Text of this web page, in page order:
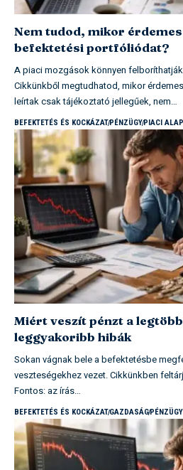
Nem tudod, mikor
befektetési portfóliódat?
A piaci mozgások könnyen
Cikkünkből megtudhatod, mikor
leírtak csak tájékoztató jellegűek, nem…
BEFEKTETÉS ÉS KOCKÁZATPÉNZÜGYPIACI
Miért veszít pénzt a
leggyakoribb hibák
Sokan vágnak bele a befektetésbe
veszteségekhez vezet. Cikkünkben
Fontos: az írás…
BEFEKTETÉS ÉS KOCKÁZATGAZDASÁGPÉNZÜGY